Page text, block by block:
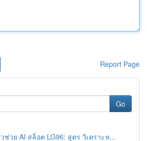
Report Page
Go
ช่วย AI สล็อต LG96: สูตร วิเคราะห...